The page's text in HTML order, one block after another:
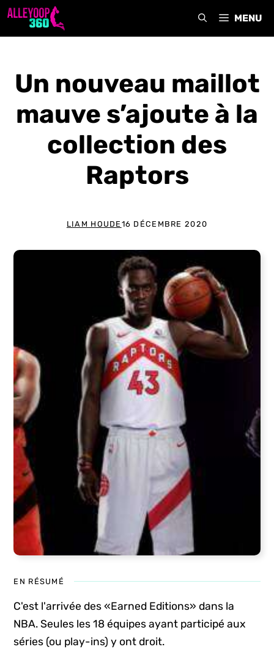
Aller
MENU
Un nouveau maillot
mauve s’ajoute à la
collection des
Raptors
LIAM HOUDE 16 DÉCEMBRE 2020
EN RÉSUMÉ
C'est l'arrivée des «Earned Editions» dans la
NBA. Seules les 18 équipes ayant participé aux
séries (ou play-ins) y ont droit.